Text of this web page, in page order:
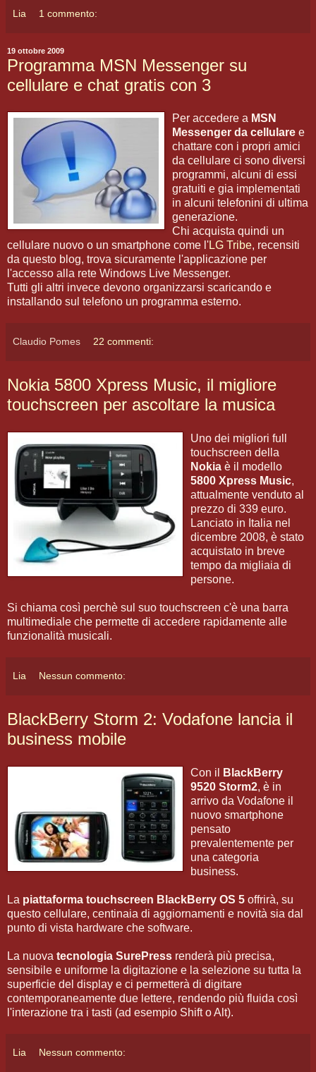
Lia 1 commento:
19 ottobre 2009
Programma MSN Messenger su
cellulare e chat gratis con 3
Per accedere a MSN
Messenger da cellulare e
chattare con i propri amici
da cellulare ci sono diversi
programmi, alcuni di essi
gratuiti e gia implementati
in alcuni telefonini di ultima
generazione.
Chi acquista quindi un
cellulare nuovo o un smartphone come l'LG Tribe, recensiti
da questo blog, trova sicuramente l'applicazione per
l'accesso alla rete Windows Live Messenger.
Tutti gli altri invece devono organizzarsi scaricando e
installando sul telefono un programma esterno.
Claudio Pomes 22 commenti:
Nokia 5800 Xpress Music, il migliore
touchscreen per ascoltare la musica
Uno dei migliori full
touchscreen della
Nokia è il modello
5800 Xpress Music,
attualmente venduto al
prezzo di 339 euro.
Lanciato in Italia nel
dicembre 2008, è stato
acquistato in breve
tempo da migliaia di
persone.
Si chiama così perchè sul suo touchscreen c'è una barra
multimediale che permette di accedere rapidamente alle
funzionalità musicali.
Lia Nessun commento:
BlackBerry Storm 2: Vodafone lancia il
business mobile
Con il
BlackBerry
9520 Storm2, è in
arrivo da Vodafone il
nuovo smartphone
pensato
prevalentemente per
una categoria
business.
La piattaforma touchscreen BlackBerry OS 5 offrirà, su
questo cellulare, centinaia di aggiornamenti e novità sia dal
punto di vista hardware che software.
La nuova tecnologia SurePress renderà più precisa,
sensibile e uniforme la digitazione e la selezione su tutta la
superficie del display e ci permetterà di digitare
contemporaneamente due lettere, rendendo più fluida così
l'interazione tra i tasti (ad esempio Shift o Alt).
Lia Nessun commento: